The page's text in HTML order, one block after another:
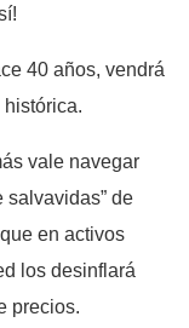
40 años, vendrá
vale navegar
salvavidas” de
en activos
los desinflará
precios.